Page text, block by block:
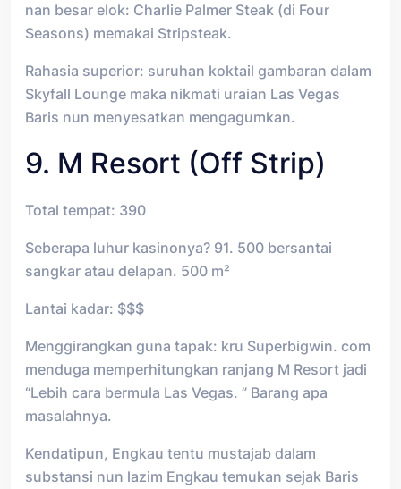
nan besar elok: Charlie Palmer Steak (di Four
Seasons) memakai Stripsteak.
Rahasia superior: suruhan koktail gambaran dalam
Skyfall Lounge maka nikmati uraian Las Vegas
Baris nun menyesatkan mengagumkan.
9. M Resort (Off Strip)
Total tempat: 390
Seberapa luhur kasinonya? 91. 500 bersantai
sangkar atau delapan. 500 m²
Lantai kadar: $$$
Menggirangkan guna tapak: kru Superbigwin. com
menduga memperhitungkan ranjang M Resort jadi
“Lebih cara bermula Las Vegas. ” Barang apa
masalahnya.
Kendatipun, Engkau tentu mustajab dalam
substansi nun lazim Engkau temukan sejak Baris